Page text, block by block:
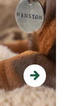
Next